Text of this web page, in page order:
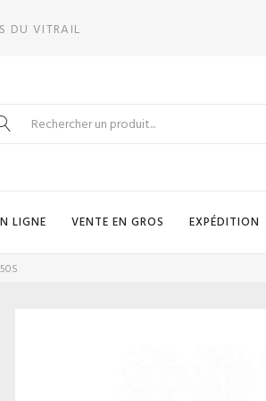
DU VITRAIL
LIGNE VENTE EN GROS EXPÉDITION